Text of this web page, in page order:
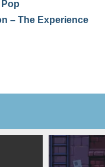
– The Experience